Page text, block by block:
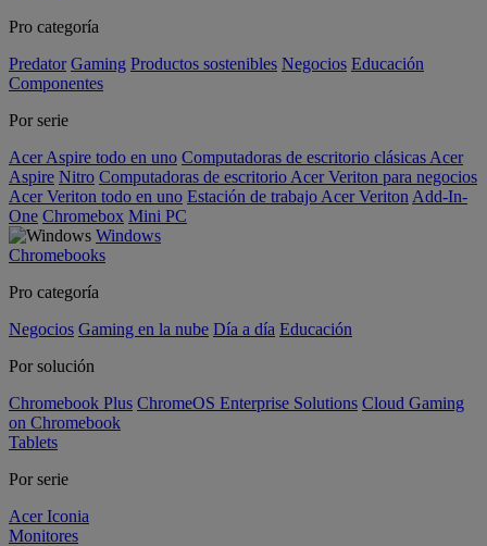
Pro categoría
Predator Gaming Productos sostenibles Negocios Educación
Componentes
Por serie
Acer Aspire todo en uno Computadoras de escritorio clásicas Acer
Aspire Nitro Computadoras de escritorio Acer Veriton para negocios
Acer Veriton todo en uno Estación de trabajo Acer Veriton Add-In-
One Chromebox Mini PC
Windows
Chromebooks
Pro categoría
Negocios Gaming en la nube Día a día Educación
Por solución
Chromebook Plus ChromeOS Enterprise Solutions Cloud Gaming
on Chromebook
Tablets
Por serie
Acer Iconia
Monitores